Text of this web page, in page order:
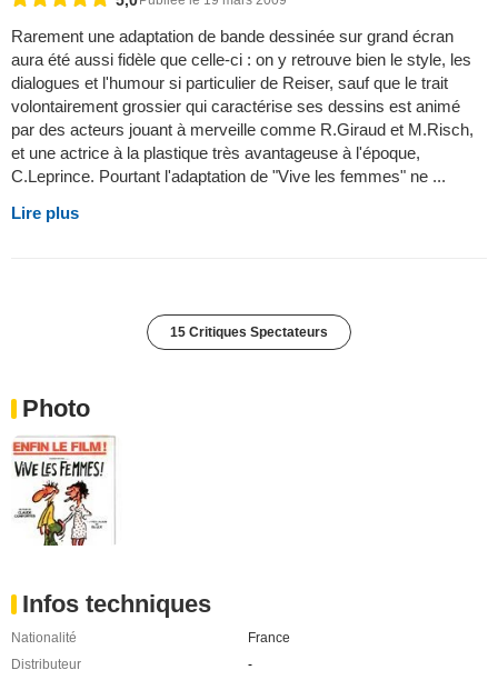
Rarement une adaptation de bande dessinée sur grand écran
aura été aussi fidèle que celle-ci : on y retrouve bien le style, les
dialogues et l'humour si particulier de Reiser, sauf que le trait
volontairement grossier qui caractérise ses dessins est animé
par des acteurs jouant à merveille comme R.Giraud et M.Risch,
et une actrice à la plastique très avantageuse à l'époque,
C.Leprince. Pourtant l'adaptation de "Vive les femmes" ne ...
Lire plus
15 Critiques Spectateurs
Photo
Infos techniques
Nationalité
France
Distributeur
-